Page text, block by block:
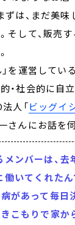
ずは、まだ美
そして、販売
」を運営してい
・社会的に自
人「ビッグイ
さんにお話を
ンバーは、去
いてくれたん
があって毎日
こもりで家か